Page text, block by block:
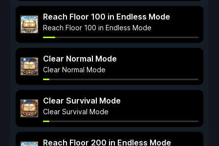
Reach Floor 100 in Endless Mode
Reach Floor 100 in Endless Mode
Clear Normal Mode
Clear Normal Mode
Clear Survival Mode
Clear Survival Mode
Reach Floor 200 in Endless Mode